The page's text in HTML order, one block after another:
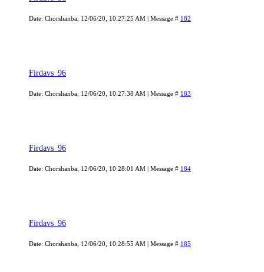
Date: Chorshanba, 12/06/20, 10:27:25 AM | Message # 182
Firdavs_96
Date: Chorshanba, 12/06/20, 10:27:38 AM | Message # 183
Firdavs_96
Date: Chorshanba, 12/06/20, 10:28:01 AM | Message # 184
Firdavs_96
Date: Chorshanba, 12/06/20, 10:28:55 AM | Message # 185